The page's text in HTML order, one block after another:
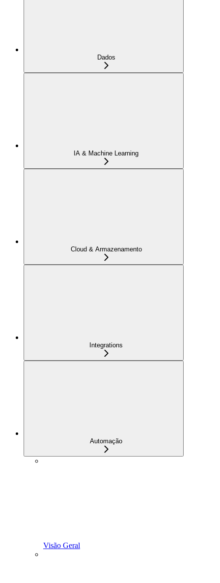
Dados
IA & Machine Learning
Cloud & Armazenamento
Integrations
Automação
Visão Geral